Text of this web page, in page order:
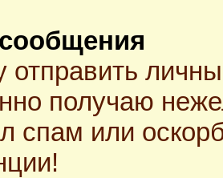
отправить
получаю
спам или